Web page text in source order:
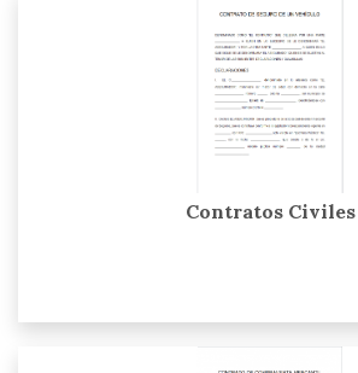
Contratos Civiles